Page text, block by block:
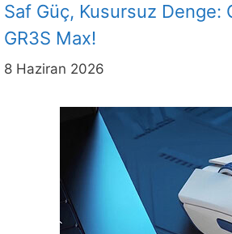
Saf Güç, Kusursuz Denge:
GR3S Max!
8 Haziran 2026